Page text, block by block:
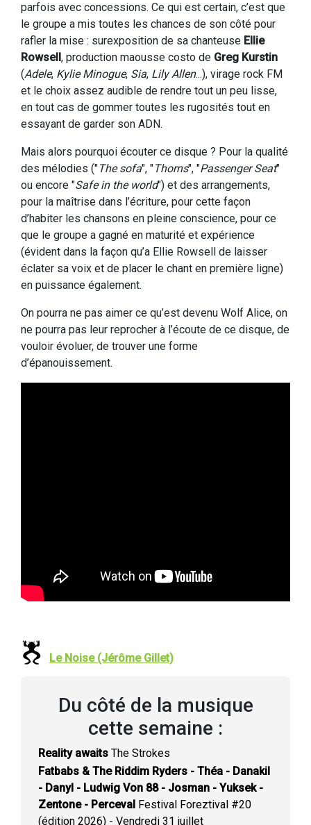
parfois avec concessions. Ce qui est certain, c’est que
le groupe a mis toutes les chances de son côté pour
rafler la mise : surexposition de sa chanteuse Ellie
Rowsell, production maousse costo de Greg Kurstin
(Adele, Kylie Minogue, Sia, Lily Allen...), virage rock FM
et le choix assez audible de rendre tout un peu lisse,
en tout cas de gommer toutes les rugosités tout en
essayant de garder son ADN.
Mais alors pourquoi écouter ce disque ? Pour la qualité
des mélodies ("The sofa", "Thorns", "Passenger Seat"
ou encore "Safe in the world") et des arrangements,
pour la maîtrise dans l’écriture, pour cette façon
d’habiter les chansons en pleine conscience, pour ce
que le groupe a gagné en maturité et expérience
(évident dans la façon qu’a Ellie Rowsell de laisser
éclater sa voix et de placer le chant en première ligne)
en puissance également.
On pourra ne pas aimer ce qu’est devenu Wolf Alice, on
ne pourra pas leur reprocher à l’écoute de ce disque, de
vouloir évoluer, de trouver une forme
d’épanouissement.
Le Noise (Jérôme Gillet)
Du côté de la musique
cette semaine :
Reality awaits The Strokes
Fatbabs & The Riddim Ryders - Théa - Danakil
- Danyl - Ludwig Von 88 - Josman - Yuksek -
Zentone - Perceval Festival Foreztival #20
(édition 2026) - Vendredi 31 juillet